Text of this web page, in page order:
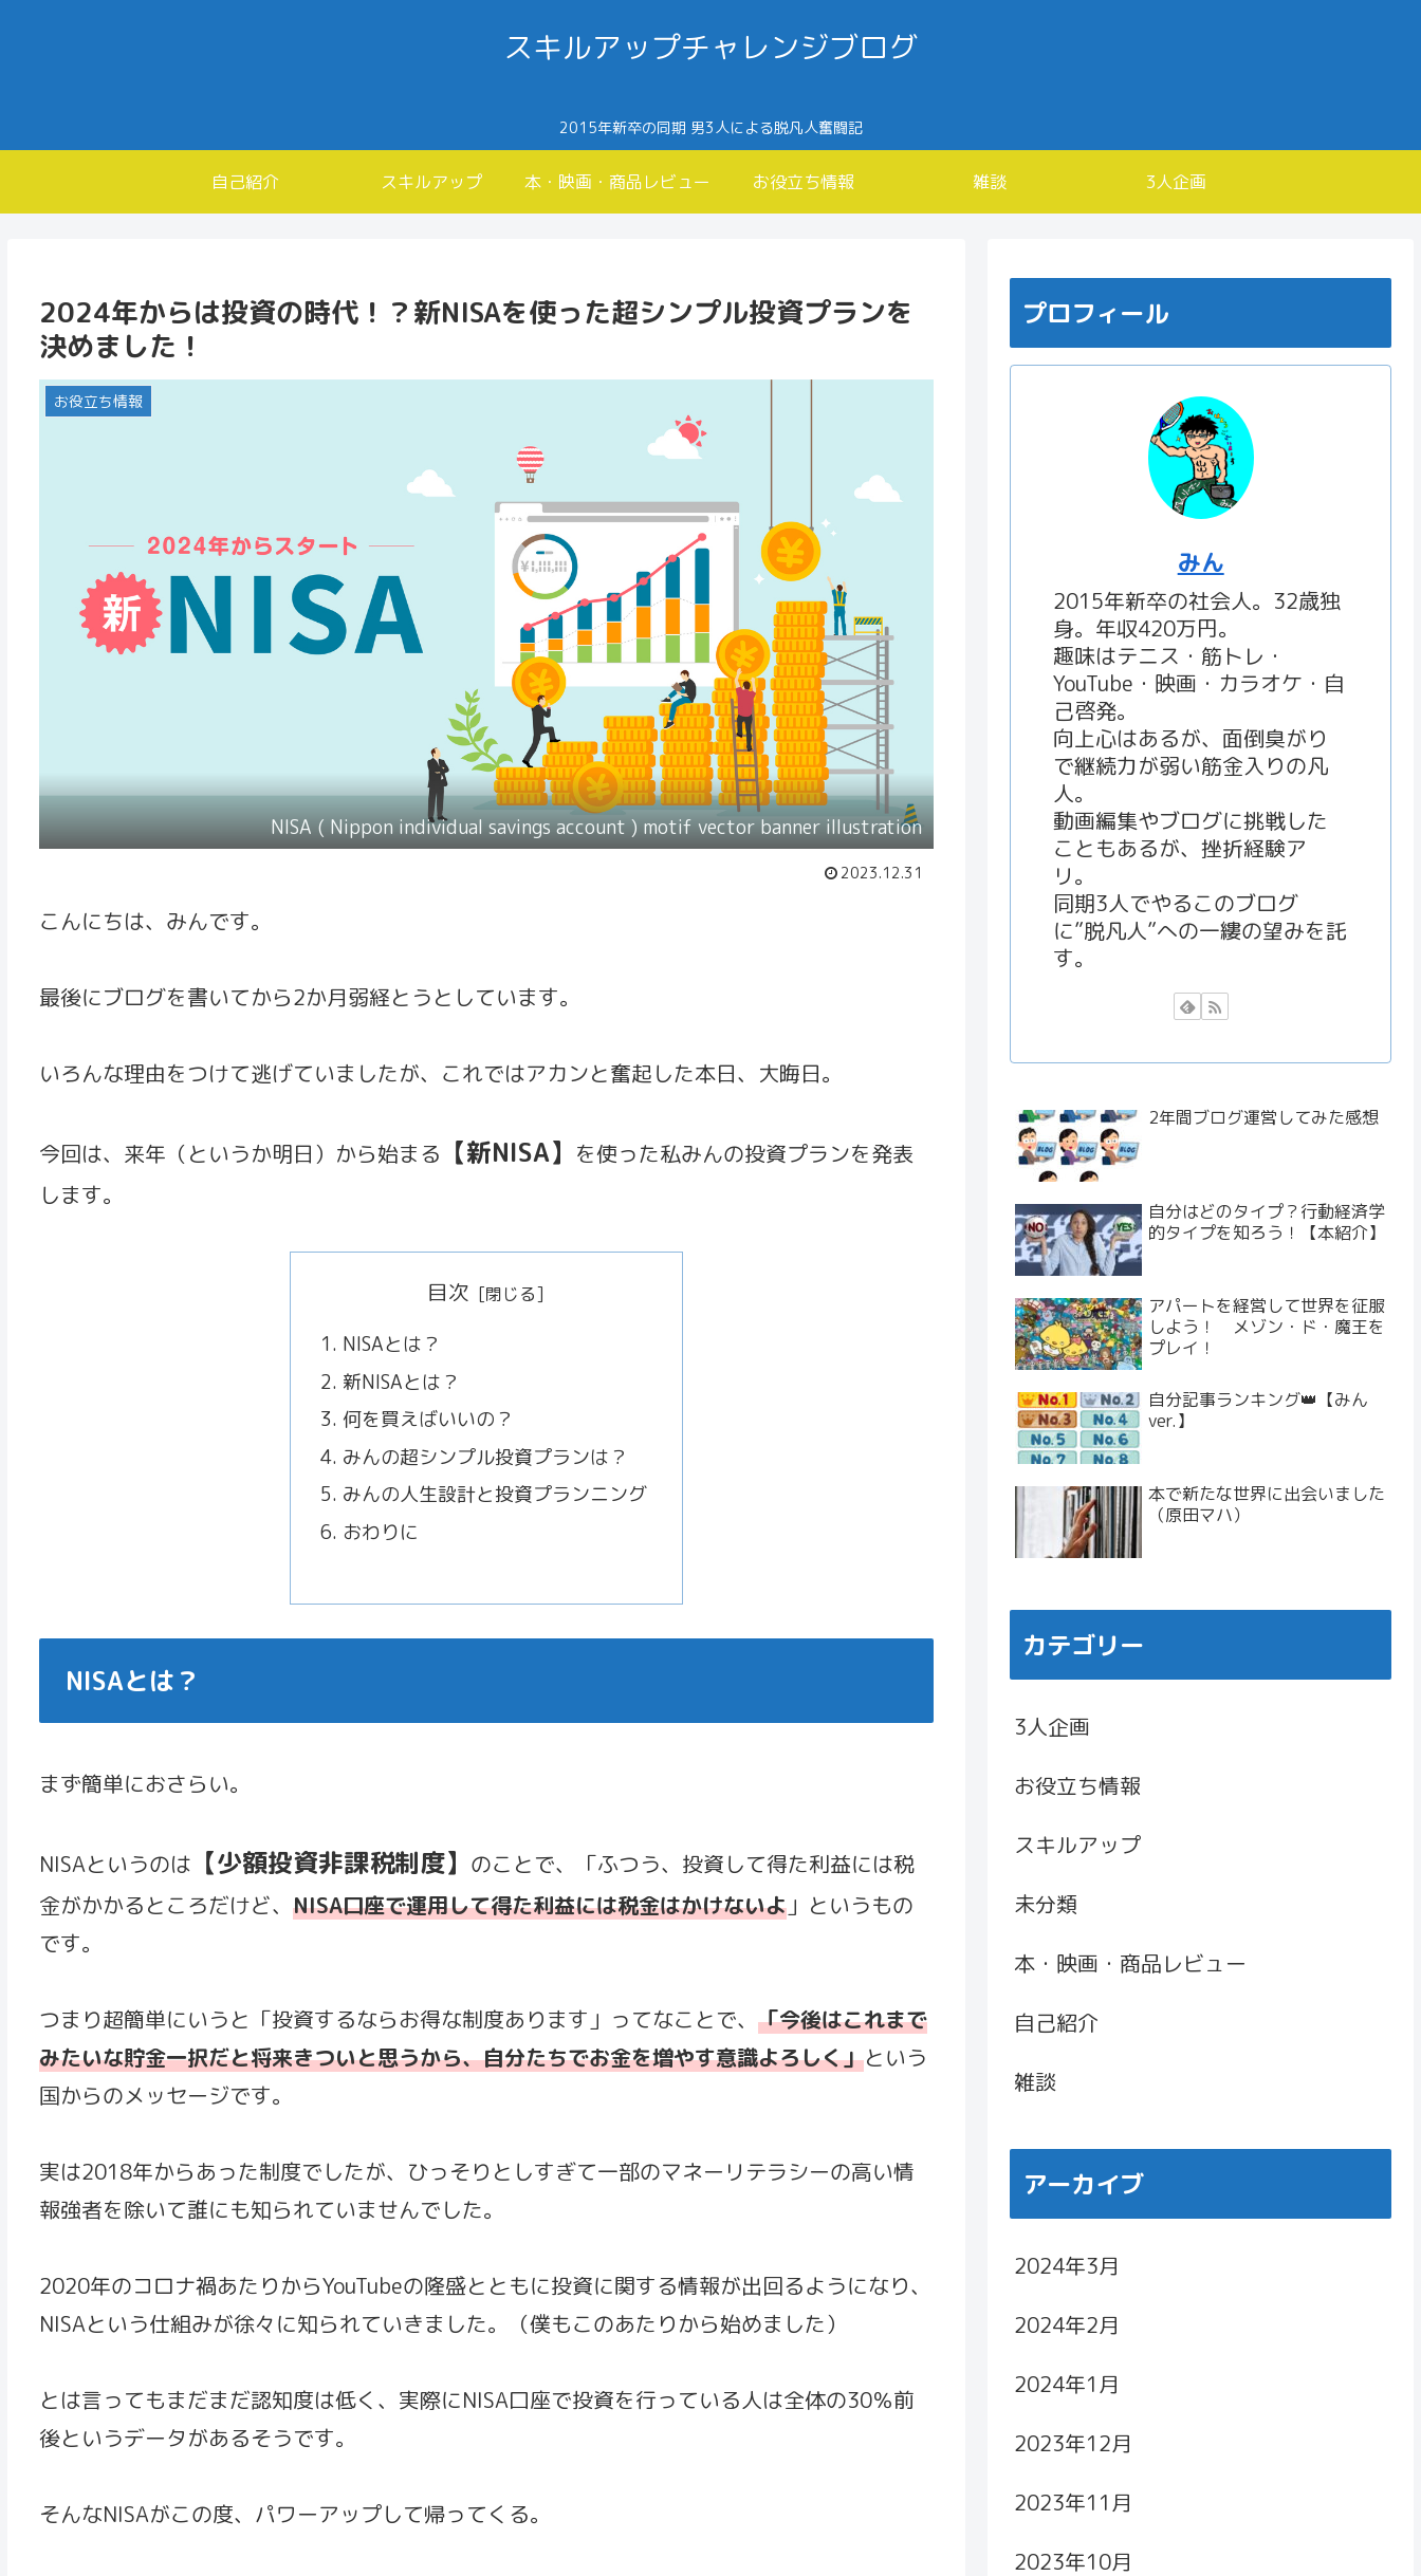
スキルアップチャレンジブログ
2015年新卒の同期 男3人による脱凡人奮闘記
自己紹介 スキルアップ 本・映画・商品レビュー お役立ち情報 雑談 3人企画
2024年からは投資の時代！？新NISAを使った超シンプル投資プランを
決めました！
お役立ち情報
NISA ( Nippon individual savings account ) motif vector banner illustration
2023.12.31
こんにちは、みんです。
最後にブログを書いてから2か月弱経とうとしています。
いろんな理由をつけて逃げていましたが、これではアカンと奮起した本日、大晦日。
今回は、来年（というか明日）から始まる 【新NISA】 を使った私みんの投資プランを発表
します。
目次
NISAとは？
新NISAとは？
何を買えばいいの？
みんの超シンプル投資プランは？
みんの人生設計と投資プランニング
おわりに
NISAとは？
まず簡単におさらい。
NISAというのは 【少額投資非課税制度】 のことで、「ふつう、投資して得た利益には税
金がかかるところだけど、 NISA口座で運用して得た利益には税金はかけないよ」というもの
です。
つまり超簡単にいうと「投資するならお得な制度あります」ってなことで、 「今後はこれまで
みたいな貯金一択だと将来きついと思うから、自分たちでお金を増やす意識よろしく」という
国からのメッセージです。
実は2018年からあった制度でしたが、ひっそりとしすぎて一部のマネーリテラシーの高い情
報強者を除いて誰にも知られていませんでした。
2020年のコロナ禍あたりからYouTubeの隆盛とともに投資に関する情報が出回るようになり、
NISAという仕組みが徐々に知られていきました。（僕もこのあたりから始めました）
とは言ってもまだまだ認知度は低く、実際にNISA口座で投資を行っている人は全体の30％前
後というデータがあるそうです。
そんなNISAがこの度、パワーアップして帰ってくる。
プロフィール
みん
2015年新卒の社会人。32歳独
身。年収420万円。
趣味はテニス・筋トレ・
YouTube・映画・カラオケ・自
己啓発。
向上心はあるが、面倒臭がり
で継続力が弱い筋金入りの凡
人。
動画編集やブログに挑戦した
こともあるが、挫折経験ア
リ。
同期3人でやるこのブログ
に”脱凡人”への一縷の望みを託
す。
2年間ブログ運営してみた感想
自分はどのタイプ？行動経済学
的タイプを知ろう！【本紹介】
アパートを経営して世界を征服
しよう！ メゾン・ド・魔王を
プレイ！
自分記事ランキング👑【みん
ver.】
本で新たな世界に出会いました
（原田マハ）
カテゴリー
3人企画
お役立ち情報
スキルアップ
未分類
本・映画・商品レビュー
自己紹介
雑談
アーカイブ
2024年3月
2024年2月
2024年1月
2023年12月
2023年11月
2023年10月